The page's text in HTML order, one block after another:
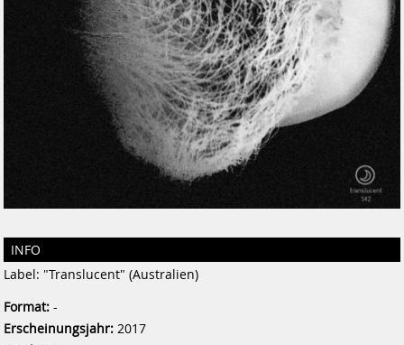
INFO
Label: "Translucent" (Australien)
Format: -
Erscheinungsjahr: 2017